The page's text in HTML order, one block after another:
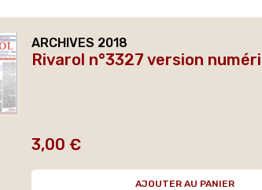
ARCHIVES 2018
Rivarol n°3327 version
Prix
3,00 €
AJOUTER AU PANIER